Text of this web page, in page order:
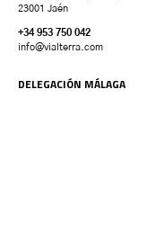
23001 Jaén
+34 953 750 042
info@vialterra.com
DELEGACIÓN MÁLAGA